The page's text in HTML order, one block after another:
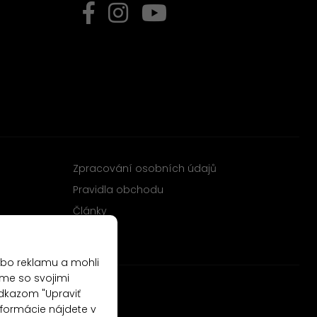
Zpracování osobních údajů
Pravidla obchodu
Články
reklamu a mohli
so svojimi
"Upraviť
nájdete v